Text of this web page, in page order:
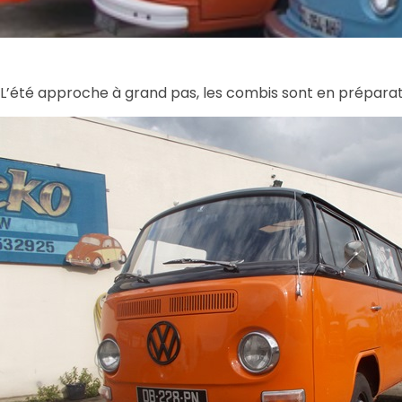
L’été approche à grand pas, les combis sont en